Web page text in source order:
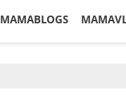
MAMABLOGS